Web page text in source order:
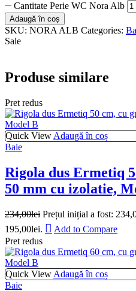
Cantitate Perie WC Nora Alb
Adaugă în coș
SKU: NORA ALB Categories:
Sale
Produse similare
Pret redus
Quick View Adaugă în coș
Baie
Rigola dus Ermetiq
50 mm cu izolatie,
234,00lei Prețul inițial a fost:
195,00lei.
Add to Compare
Pret redus
Quick View Adaugă în coș
Baie